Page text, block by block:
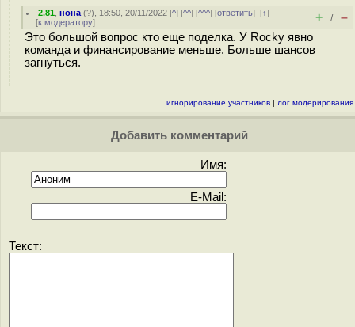
2.81 ,нона (?), 18:50, 20/11/2022 [^] [^^] [^^^] [ответить][↑]
[к модератору] + / –
Это большой вопрос кто еще поделка. У Rocky явно
команда и финансирование меньше. Больше шансов
загнуться.
игнорирование участников | лог модерирования
Добавить комментарий
Имя:
E-Mail:
Текст: